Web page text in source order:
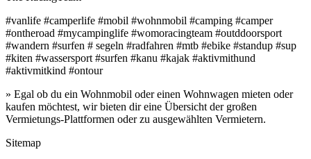
#vanlife #camperlife #mobil #wohnmobil #camping #camper
#ontheroad #mycampinglife #womoracingteam #outddoorsport
#wandern #surfen # segeln #radfahren #mtb #ebike #standup #sup
#kiten #wassersport #surfen #kanu #kajak #aktivmithund
#aktivmitkind #ontour
» Egal ob du ein Wohnmobil oder einen Wohnwagen mieten oder
kaufen möchtest, wir bieten dir eine Übersicht der großen
Vermietungs-Plattformen oder zu ausgewählten Vermietern.
Sitemap